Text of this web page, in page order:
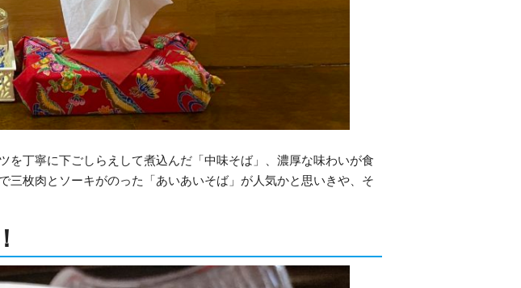
丁寧に下ごしらえして煮込んだ「中味そば」、濃厚な味わいが食
枚肉とソーキがのった「あいあいそば」が人気かと思いきや、そ